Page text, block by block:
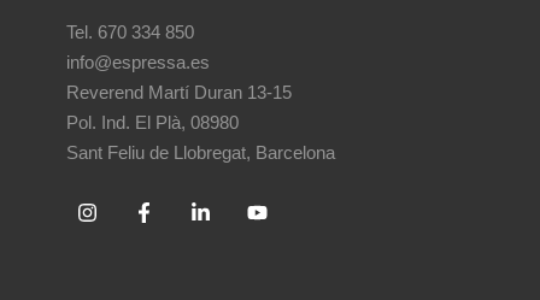
Tel. 670 334 850
info@espressa.es
Reverend Martí Duran 13-15
Pol. Ind. El Plà, 08980
Sant Feliu de Llobregat, Barcelona